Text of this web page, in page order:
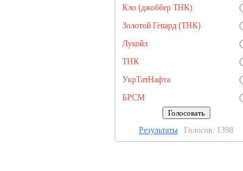
Кло (джоббер ТНК)
Золотой Гепард (ТНК)
Лукойл
ТНК
УкрТатНафта
БРСМ
Результаты Голосов: 1398